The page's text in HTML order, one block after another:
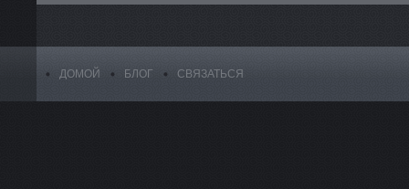
ДОМОЙ БЛОГ СВЯЗАТЬСЯ